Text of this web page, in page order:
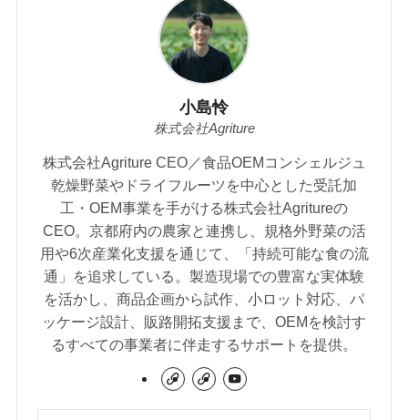
小島怜
株式会社Agriture
株式会社Agriture CEO／食品OEMコンシェルジュ
乾燥野菜やドライフルーツを中心とした受託加
工・OEM事業を手がける株式会社Agritureの
CEO。京都府内の農家と連携し、規格外野菜の活
用や6次産業化支援を通じて、「持続可能な食の流
通」を追求している。製造現場での豊富な実体験
を活かし、商品企画から試作、小ロット対応、パ
ッケージ設計、販路開拓支援まで、OEMを検討す
るすべての事業者に伴走するサポートを提供。